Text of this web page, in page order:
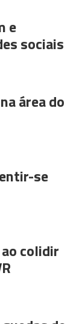
e
sociais
área do
se
colidir